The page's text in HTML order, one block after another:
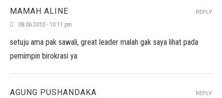
MAMAH ALINE
08.06.2010 - 10:11 pm
setuju ama pak sawali, great leader malah gak saya lihat pada
pemimpin birokrasi ya
REPLY
AGUNG PUSHANDAKA REPLY